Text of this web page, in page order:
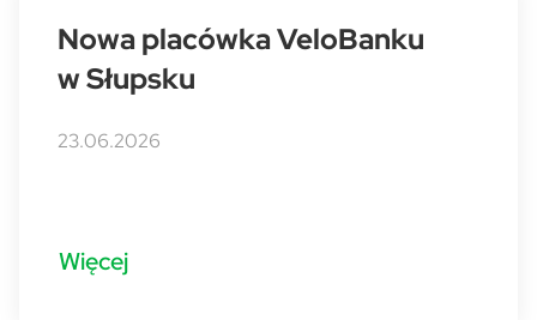
Nowa placówka VeloBanku
w Słupsku
23.06.2026
Więcej